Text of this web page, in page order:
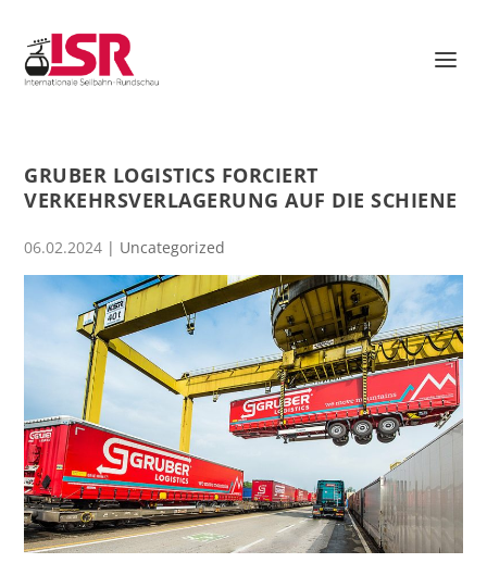
GRUBER LOGISTICS FORCIERT
VERKEHRSVERLAGERUNG AUF DIE SCHIENE
06.02.2024 | Uncategorized